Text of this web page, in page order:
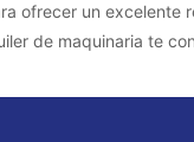
ofrecer un
de maquinaria te